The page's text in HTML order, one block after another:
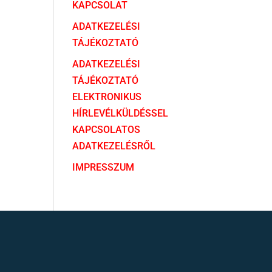
KAPCSOLAT
ADATKEZELÉSI
TÁJÉKOZTATÓ
ADATKEZELÉSI
TÁJÉKOZTATÓ
ELEKTRONIKUS
HÍRLEVÉLKÜLDÉSSEL
KAPCSOLATOS
ADATKEZELÉSRŐL
IMPRESSZUM